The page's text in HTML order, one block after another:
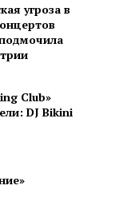
угроза в
Club»
DJ Bikini